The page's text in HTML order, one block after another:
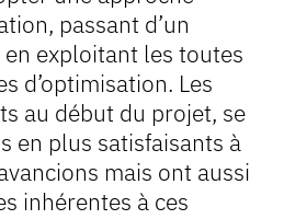
passant d’un
exploitant les toutes
d’optimisation. Les
au début du projet, se
en plus satisfaisants à
mais ont aussi
inhérentes à ces